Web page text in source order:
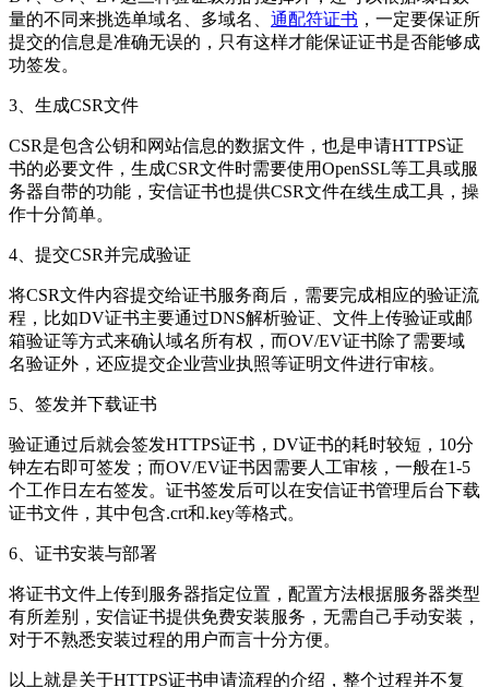
量的不同来挑选单域名、多域名、 通配符证书 ，一定要保证所
提交的信息是准确无误的，只有这样才能保证证书是否能够成
功签发。
3、生成CSR文件
CSR是包含公钥和网站信息的数据文件，也是申请HTTPS证
书的必要文件，生成CSR文件时需要使用OpenSSL等工具或服
务器自带的功能，安信证书也提供CSR文件在线生成工具，操
作十分简单。
4、提交CSR并完成验证
将CSR文件内容提交给证书服务商后，需要完成相应的验证流
程，比如DV证书主要通过DNS解析验证、文件上传验证或邮
箱验证等方式来确认域名所有权，而OV/EV证书除了需要域
名验证外，还应提交企业营业执照等证明文件进行审核。
5、签发并下载证书
验证通过后就会签发HTTPS证书，DV证书的耗时较短，10分
钟左右即可签发；而OV/EV证书因需要人工审核，一般在1-5
个工作日左右签发。证书签发后可以在安信证书管理后台下载
证书文件，其中包含.crt和.key等格式。
6、证书安装与部署
将证书文件上传到服务器指定位置，配置方法根据服务器类型
有所差别，安信证书提供免费安装服务，无需自己手动安装，
对于不熟悉安装过程的用户而言十分方便。
以上就是关于HTTPS证书申请流程的介绍，整个过程并不复